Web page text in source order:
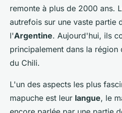
remonte à plus de 2000 ans.
autrefois sur une vaste partie
l'Argentine. Aujourd'hui, ils
principalement dans la région
du Chili.
L'un des aspects les plus
mapuche est leur langue, le